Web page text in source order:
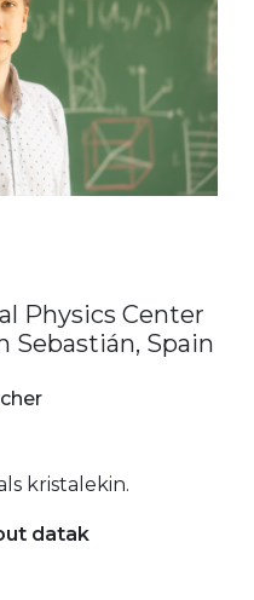
Physics Center
Sebastián, Spain
kristalekin.
datak